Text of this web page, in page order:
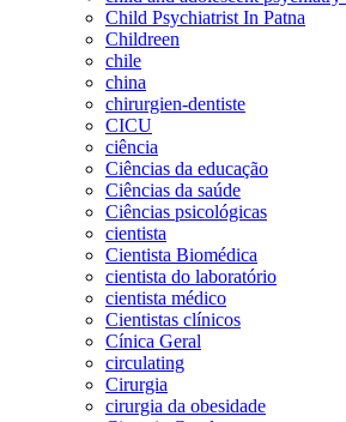
Child Psychiatrist In Patna
Childreen
chile
china
chirurgien-dentiste
CICU
ciência
Ciências da educação
Ciências da saúde
Ciências psicológicas
cientista
Cientista Biomédica
cientista do laboratório
cientista médico
Cientistas clínicos
Cínica Geral
circulating
Cirurgia
cirurgia da obesidade